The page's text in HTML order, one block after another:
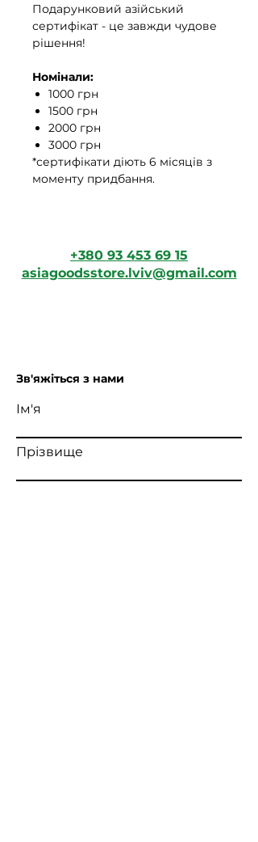
Подарунковий азійський
сертифікат - це завжди чудове
рішення!
Номінали:
1000 грн
1500 грн
2000 грн
3000 грн
*сертифікати діють 6 місяців з
моменту придбання.
+380 93 453 69 15
asiagoodsstore.lviv@gmail.com
Зв'яжіться з нами
Ім'я
Прізвище